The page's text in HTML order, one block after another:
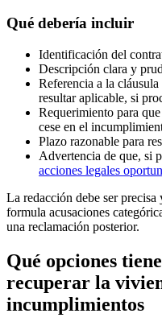
Qué debería incluir
Identificación del
Descripción clara y
Referencia a la
resultar aplicable, si
Requerimiento para
cese en el
Plazo razonable para
Advertencia de que, si
acciones legales
La redacción debe ser
formula acusaciones
una reclamación posterior.
Qué opciones
recuperar la
incumplimientos